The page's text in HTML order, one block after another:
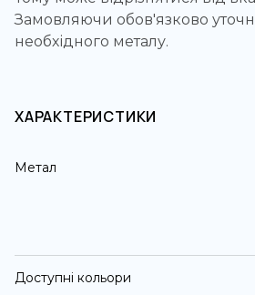
Замовляючи обов'язково
необхідного металу.
ХАРАКТЕРИСТИКИ
Метал
Доступні кольори